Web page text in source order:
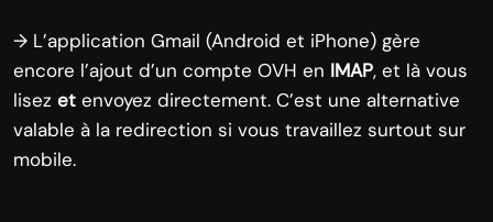
→ L’application Gmail (Android et iPhone) gère
encore l’ajout d’un compte OVH en IMAP, et là vous
lisez et envoyez directement. C’est une alternative
valable à la redirection si vous travaillez surtout sur
mobile.